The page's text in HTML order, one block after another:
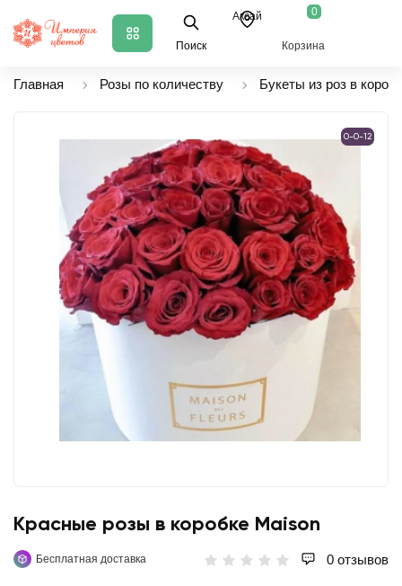
Поиск
Аксай 0
Корзина
Главная Розы по количеству Букеты из роз в
0-0-12
Красные розы в коробке Maison
Бесплатная доставка 0 отзывов